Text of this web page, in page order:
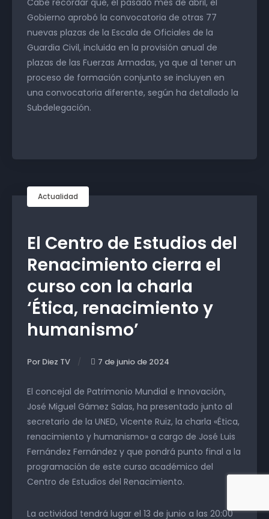
Cabe recordar que, el pasado mes de abril, el
Gobierno aprobó la convocatoria de otras 77
nuevas plazas de la Escala de Oficiales de la
Guardia Civil, incluida en la provisión anual de
plazas de las Fuerzas Armadas, ya que al tener un
proceso de formación conjunto se incluyen en
una convocatoria diferente, según ha detallado la
Subdelegación.
Actualidad
El Centro de Estudios del
Renacimiento cierra el
curso con la charla
‘Ética, renacimiento y
humanismo’
Por Diez TV 7 de junio de 2024
El concejal de Patrimonio Mundial e Innovación,
José Miguel Gámez Salas, ha presentado junto al
secretario de la UNED, Vicente Ruiz, la charla «Ética,
renacimiento y humanismo» a cargo de José Luis
Fernández Fernández y que pondrá punto final a la
programación de este curso académico del
Centro de Estudios del Renacimiento.
La actividad tendrá lugar el 13 de junio a las 20:00